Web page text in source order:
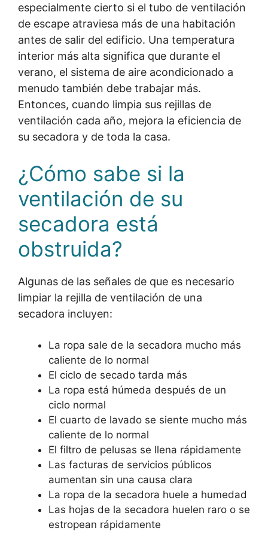
especialmente cierto si el tubo de ventilación
de escape atraviesa más de una habitación
antes de salir del edificio. Una temperatura
interior más alta significa que durante el
verano, el sistema de aire acondicionado a
menudo también debe trabajar más.
Entonces, cuando limpia sus rejillas de
ventilación cada año, mejora la eficiencia de
su secadora y de toda la casa.
¿Cómo sabe si la
ventilación de su
secadora está
obstruida?
Algunas de las señales de que es necesario
limpiar la rejilla de ventilación de una
secadora incluyen:
La ropa sale de la secadora mucho más
caliente de lo normal
El ciclo de secado tarda más
La ropa está húmeda después de un
ciclo normal
El cuarto de lavado se siente mucho más
caliente de lo normal
El filtro de pelusas se llena rápidamente
Las facturas de servicios públicos
aumentan sin una causa clara
La ropa de la secadora huele a humedad
Las hojas de la secadora huelen raro o se
estropean rápidamente